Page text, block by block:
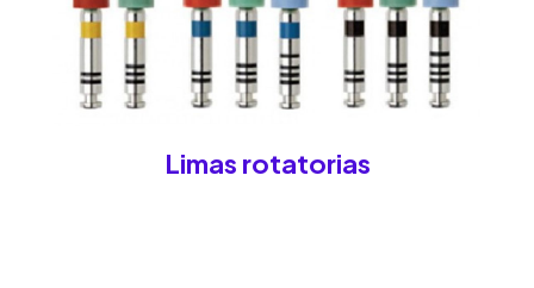
Limas rotatorias